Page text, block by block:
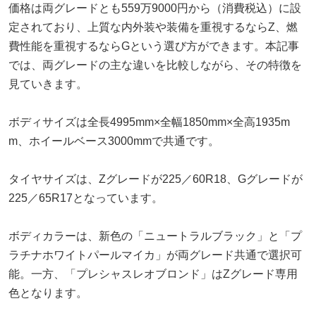
価格は両グレードとも559万9000円から（消費税込）に設
定されており、上質な内外装や装備を重視するならZ、燃
費性能を重視するならGという選び方ができます。本記事
では、両グレードの主な違いを比較しながら、その特徴を
見ていきます。
ボディサイズは全長4995mm×全幅1850mm×全高1935m
m、ホイールベース3000mmで共通です。
タイヤサイズは、Zグレードが225／60R18、Gグレードが
225／65R17となっています。
ボディカラーは、新色の「ニュートラルブラック」と「プ
ラチナホワイトパールマイカ」が両グレード共通で選択可
能。一方、「プレシャスレオブロンド」はZグレード専用
色となります。